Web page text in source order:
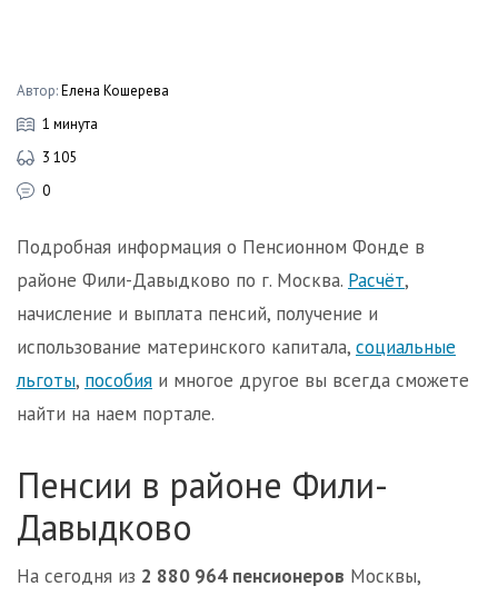
Автор:Елена Кошерева
1 минута
3 105
0
Подробная информация о Пенсионном Фонде в
районе Фили-Давыдково по г. Москва. Расчёт,
начисление и выплата пенсий, получение и
использование материнского капитала, социальные
льготы, пособия и многое другое вы всегда сможете
найти на наем портале.
Пенсии в районе Фили-
Давыдково
На сегодня из 2 880 964 пенсионеров Москвы,